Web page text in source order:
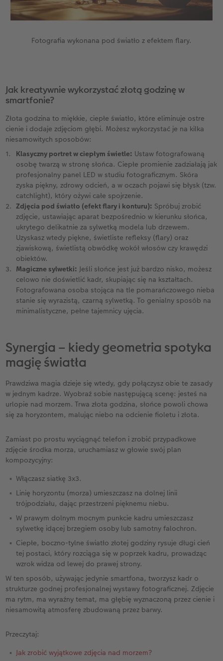
Fotografia wykonana pod światło z efektem flary.
Jak kreatywnie wykorzystać złotą godzinę w
smartfonie?
Złota godzina to miękkie, ciepłe światło, które eliminuje ostre
cienie i dodaje zdjęciom głębi. Możesz wykorzystać je na kilka
niesamowitych sposobów:
Klasyczny portret w ciepłym świetle: Ustaw fotografowaną
osobę twarzą w stronę słońca. Ciepłe promienie zadziałają jak
profesjonalny panel LED w studiu fotograficznym. Skóra
zyska piękny, zdrowy odcień, a w oczach pojawi się błysk (tzw.
catchlight), który ożywi całe spojrzenie.
Zdjęcia pod światło (efekt flary i konturu): Spróbuj zrobić
zdjęcie, ustawiając aparat bezpośrednio w kierunku słońca,
ukrytego delikatnie za sylwetką modela lub drzewem.
Uzyskasz wtedy piękne, świetliste refleksy (flary) oraz
zjawiskową, świetlistą obwódkę wokół włosów czy krawędzi
obiektów.
Magiczne sylwetki: Jeśli słońce jest już bardzo nisko, możesz
celowo nie doświetlić kadr, skupiając się na kształtach.
Fotografowana osoba stojąca na tle pomarańczowego nieba
stanie się wyrazistą, czarną sylwetką. To genialny sposób na
minimalistyczne, pełne tajemnicy ujęcia.
Synergia – kiedy geometria spotyka
magię światła
Prawdziwa magia dzieje się wtedy, gdy połączysz obie te zasady
w jednym kadrze. Wyobraź sobie następującą scenę: jesteś na
urlopie nad morzem. Trwa złota godzina, słońce powoli chowa
się za horyzontem, malując niebo na odcienie fioletu i złota.
Zamiast po prostu wyciągnąć telefon i zrobić przypadkowe
zdjęcie środka morza, uruchamiasz w głowie swój plan
kompozycyjny:
Włączasz siatkę 3x3.
Linię horyzontu (morza) umieszczasz na dolnej linii
trójpodziału, dając przestrzeni pięknemu niebu.
W prawym dolnym mocnym punkcie kadru umieszczasz
sylwetkę idącej brzegiem osoby lub samotny falochron.
Ciepłe, boczno-tylne światło złotej godziny rysuje długi cień
tej postaci, który rozciąga się w poprzek kadru, prowadząc
wzrok widza od lewej do prawej strony.
W ten sposób, używając jedynie smartfona, tworzysz kadr o
strukturze godnej profesjonalnej wystawy fotograficznej. Zdjęcie
ma rytm, ma wyraźny temat, ma głębię wyznaczoną przez cienie i
niesamowitą atmosferę zbudowaną przez barwy.
Przeczytaj:
Jak zrobić wyjątkowe zdjęcia nad morzem?